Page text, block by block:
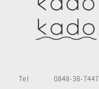
Tel
0848-38-7447